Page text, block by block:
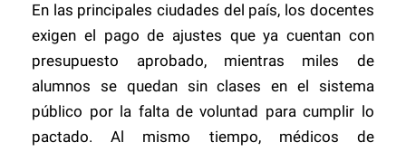
En las principales ciudades del país, los docentes
exigen el pago de ajustes que ya cuentan con
presupuesto aprobado, mientras miles de
alumnos se quedan sin clases en el sistema
público por la falta de voluntad para cumplir lo
pactado. Al mismo tiempo, médicos de